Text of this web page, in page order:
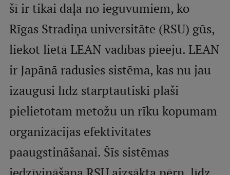
Uzņemšana
Praktiska informācija
Par RSU
Studentu dzīve
Studiju norises vietas
Fakultātes
Mūsu cilvēki
šī ir tikai daļa no ieguvumiem, ko
Rīgas Stradiņa universitāte (RSU) gūs,
liekot lietā LEAN vadības pieeju. LEAN
ir Japānā radusies sistēma, kas nu jau
izaugusi līdz starptautiski plaši
pielietotam metožu un rīku kopumam
organizācijas efektivitātes
paaugstināšanai. Šīs sistēmas